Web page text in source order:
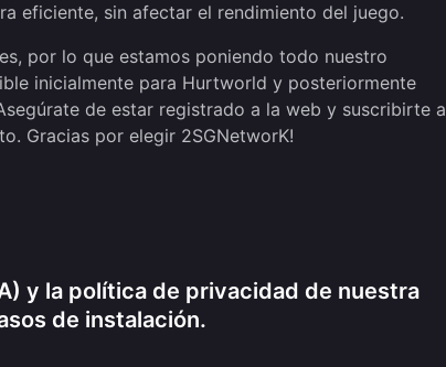
eficiente, sin afectar el rendimiento del juego.
por lo que estamos poniendo todo nuestro
inicialmente para Hurtworld y posteriormente
de estar registrado a la web y suscribirte a
Gracias por elegir 2SGNetworK!
y la política de privacidad de nuestra
de instalación.